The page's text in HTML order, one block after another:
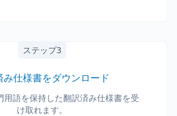
ステップ3
み仕様書をダウンロード
用語を保持した翻訳済み仕様書を受
け取れます。